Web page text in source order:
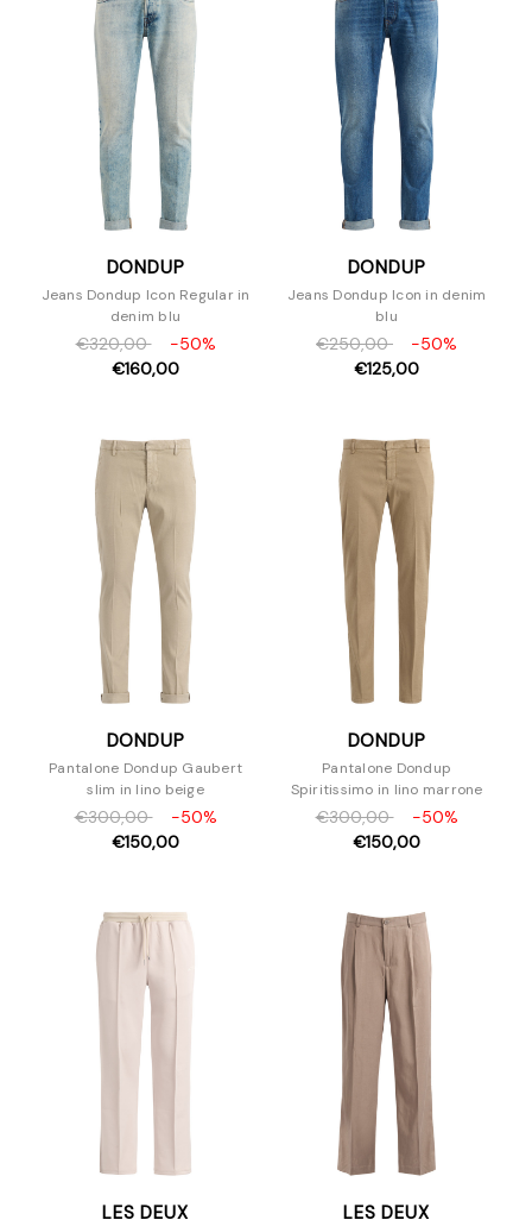
DONDUP
Jeans Dondup Icon Regular in
denim blu
€320,00
-50%
€160,00
DONDUP
Jeans Dondup Icon in denim
blu
€250,00
-50%
€125,00
DONDUP
Pantalone Dondup Gaubert
slim in lino beige
€300,00
-50%
€150,00
DONDUP
Pantalone Dondup
Spiritissimo in lino marrone
€300,00
-50%
€150,00
LES DEUX LES DEUX